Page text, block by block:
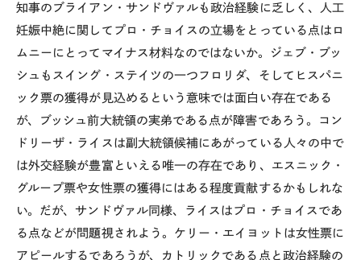
知事のブライアン・サンドヴァルも政治経験に乏しく、人工
妊娠中絶に関してプロ・チョイスの立場をとっている点はロ
ムニーにとってマイナス材料なのではないか。ジェブ・ブッ
シュもスイング・ステイツの一つフロリダ、そしてヒスパニ
ック票の獲得が見込めるという意味では面白い存在である
が、ブッシュ前大統領の実弟である点が障害であろう。コン
ドリーザ・ライスは副大統領候補にあがっている人々の中で
は外交経験が豊富といえる唯一の存在であり、エスニック・
グループ票や女性票の獲得にはある程度貢献するかもしれな
い。だが、サンドヴァル同様、ライスはプロ・チョイスであ
る点などが問題視されよう。ケリー・エイヨットは女性票に
アピールするであろうが、カトリックである点と政治経験の